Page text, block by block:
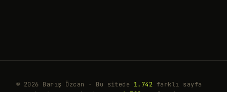
© 2026 Barış Özcan · Bu sitede 1.742 farklı sayfa